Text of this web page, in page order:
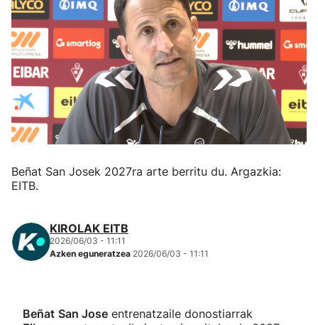
Herri-kirolak
Eskubaloia
Kirolak 360
Atletismoa
Mendi-lasterketak
"Helmuga"
Beñat San Josek 2027ra arte berritu du. Argazkia:
EITB.
KIROLAK EITB
2026/06/03 - 11:11
Azken eguneratzea 2026/06/03 - 11:11
Beñat San Jose entrenatzaile donostiarrak